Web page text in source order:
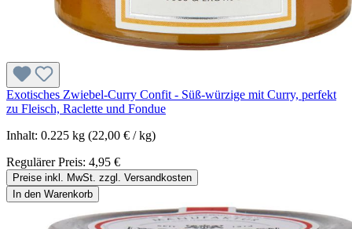
Exotisches Zwiebel-Curry Confit - Süß-würzige mit Curry, perfekt
zu Fleisch, Raclette und Fondue
Inhalt: 0.225 kg (22,00 € / kg)
Regulärer Preis: 4,95 €
Preise inkl. MwSt. zzgl. Versandkosten
In den Warenkorb